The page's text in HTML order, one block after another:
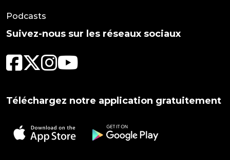
Podcasts
Suivez-nous sur les réseaux sociaux
Téléchargez notre application gratuitement